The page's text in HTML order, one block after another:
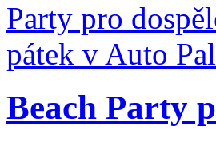
Beach Party